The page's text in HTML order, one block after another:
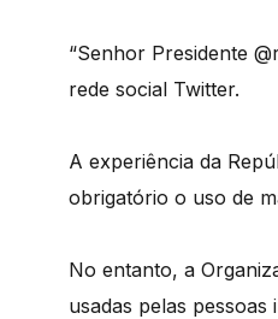
“Senhor Presidente
rede social Twitter.
A experiência da
obrigatório o uso de
No entanto, a
usadas pelas